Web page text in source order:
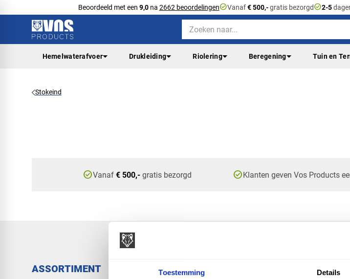
Toestemming Details
Beoordeeld met een 9,0na 2662 beoordelingencheck_circleVanaf€ 500,-gratis bezorgdcheck_circle2-5
Hemelwaterafvoer Drukleiding Riolering Beregening Tuin en
Stokeind
check_circleVanaf € 500,-gratis bezorgd check_circleKlanten geven Vos Products
ASSORTIMENT KENNIS EN HULP